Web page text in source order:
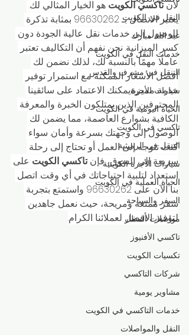
النقل في الكويت
عبد الله مبارك
خدمات النقل في الكويت
التنقل في مشرف والقدس
سيارات الأجرة
الحياة اليومية في الكويت
تاكسي في الكويت
التنقل في الرميثية
سيارات الأجرة الكويتية
الحياة العملية في الكويت
السفر والسياحة
مواصلات المطار
تاكسي الأفنيوز
تكسيات الكويت
شركات التاكسي
مشاوير يومية
خدمات التاكسي في الكويت
النقل والمواصلات
لأن تاكسي الكويت هو الخيار المثالي لك.
يعتبر الاتصال بـ 96630262 بمثابة تذكرة
للوصول إلى خدمات نقل عالية الجودة دون
كسر الميزانية. نحن نفهم أن التكاليف تعتبر
عاملًا مهمًا بالنسبة لك، لذلك نضمن لك
أفضل الأسعار الممكنة مع استمرار توفير
خدمة مميزة.يمكنك الاعتماد على سائقينا
المحترفين الذين يمتلكون الخبرة والمعرفة
الكافية بشوارع العاصمة، مما يضمن لك
الوصول إلى وجهتك بسرعة وأمان. سواء
كنت تتوجه إلى العمل أو تحتاج إلى رحلة
سريعة إلى السوق، فإن تاكسي الكويت على
استعداد لتلبية احتياجاتك في أي وقت. اتصل
بنا الآن على 96630262 واستمتع بتجربة
سفر ممتعة ومريحة، حيث نعمل جاهدين
لتوفير الأفضل لعملائنا الكرام.